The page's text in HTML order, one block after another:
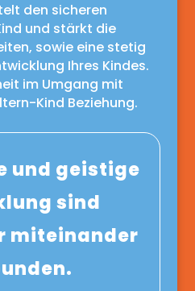
den sicheren
und stärkt die
sowie eine stetig
Ihres Kindes.
im Umgang mit
Kind Beziehung.
und geistige
sind
miteinander